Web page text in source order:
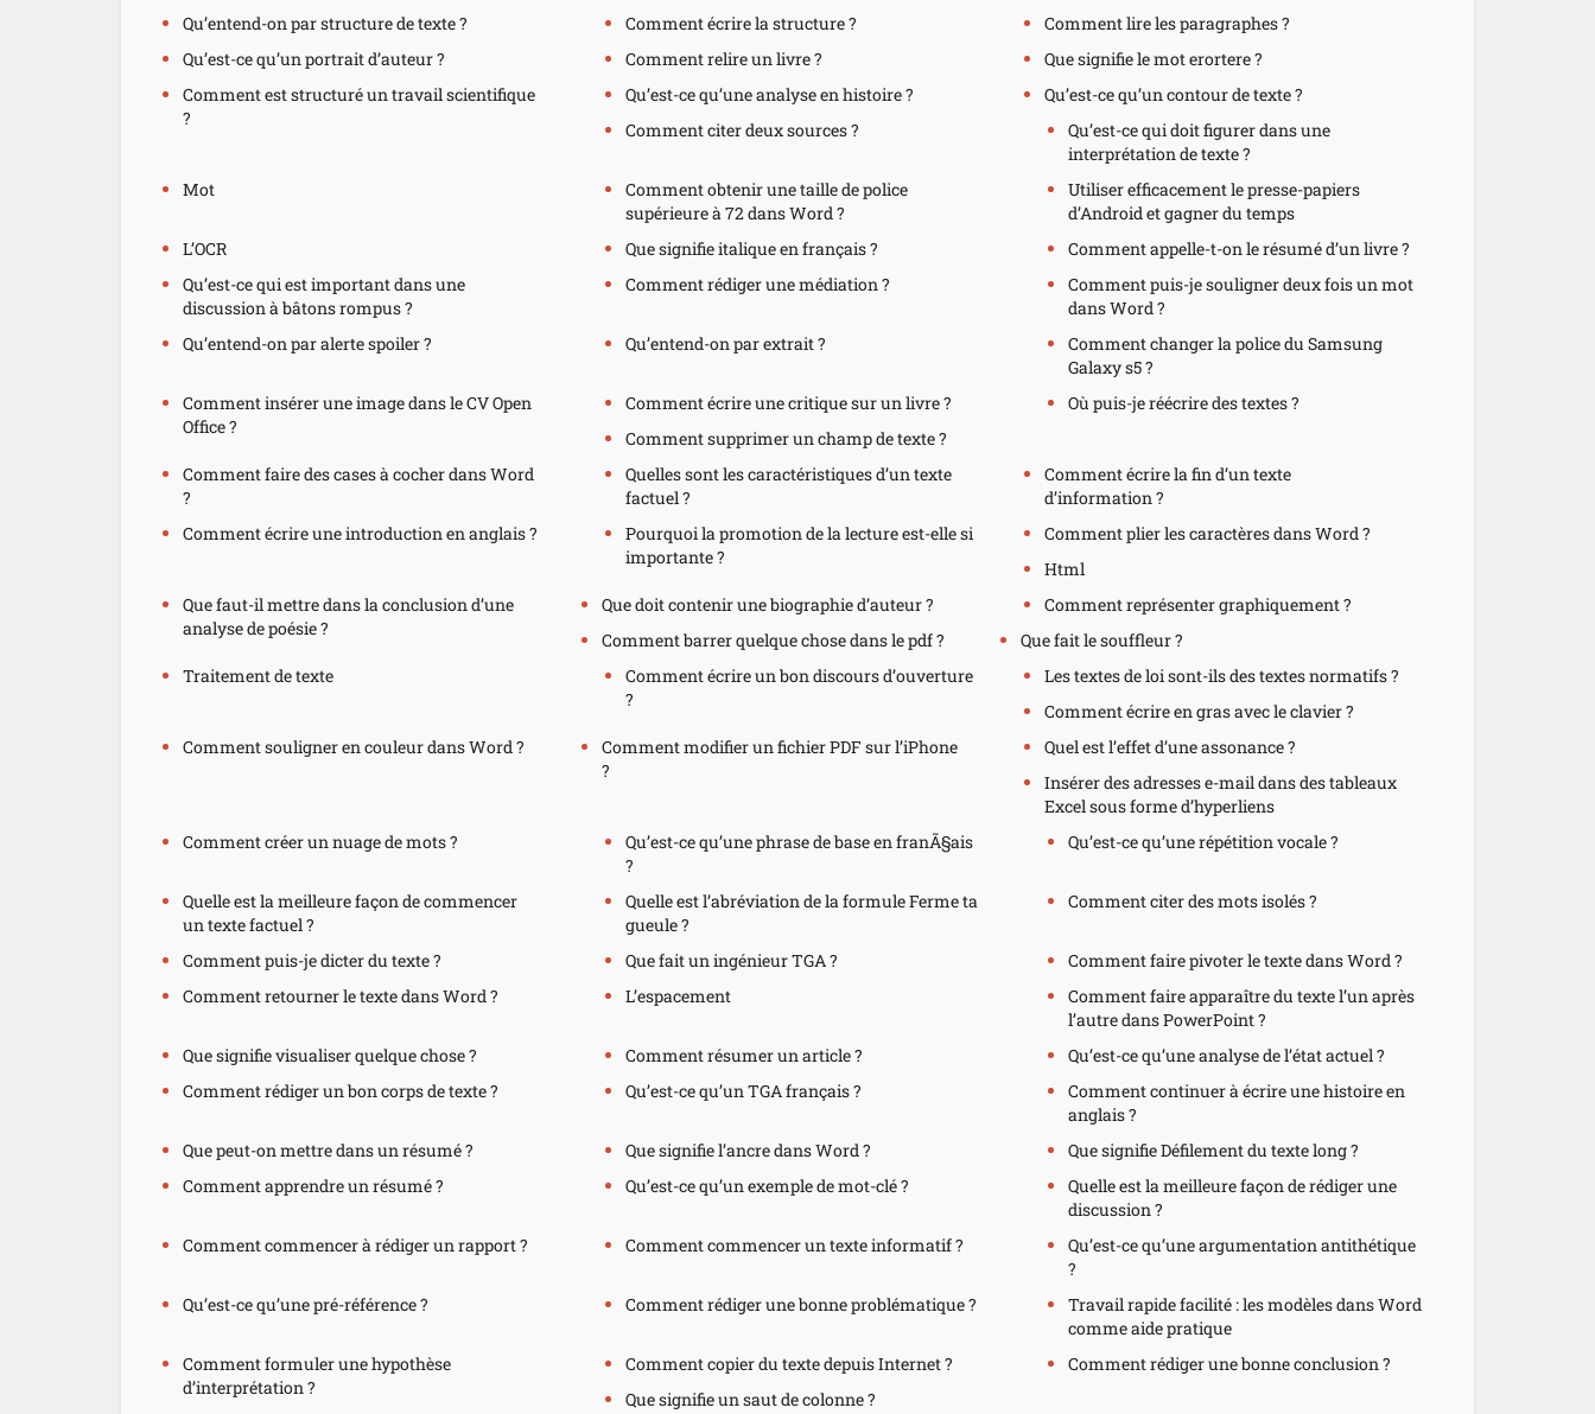
Qu’entend-on par structure de texte ?
Comment écrire la structure ?
Comment lire les paragraphes ?
Qu’est-ce qu’un portrait d’auteur ?
Comment relire un livre ?
Que signifie le mot erortere ?
Comment est structuré un travail scientifique
?
Qu’est-ce qu’une analyse en histoire ?
Qu’est-ce qu’un contour de texte ?
Comment citer deux sources ?
Qu’est-ce qui doit figurer dans une
interprétation de texte ?
Mot
Comment obtenir une taille de police
supérieure à 72 dans Word ?
Utiliser efficacement le presse-papiers
d’Android et gagner du temps
L’OCR
Que signifie italique en français ?
Comment appelle-t-on le résumé d’un livre ?
Qu’est-ce qui est important dans une
discussion à bâtons rompus ?
Comment rédiger une médiation ?
Comment puis-je souligner deux fois un mot
dans Word ?
Qu’entend-on par alerte spoiler ?
Qu’entend-on par extrait ?
Comment changer la police du Samsung
Galaxy s5 ?
Comment insérer une image dans le CV Open
Office ?
Comment écrire une critique sur un livre ?
Où puis-je réécrire des textes ?
Comment supprimer un champ de texte ?
Comment faire des cases à cocher dans Word
?
Quelles sont les caractéristiques d’un texte
factuel ?
Comment écrire la fin d’un texte
d’information ?
Comment écrire une introduction en anglais ?
Pourquoi la promotion de la lecture est-elle si
importante ?
Comment plier les caractères dans Word ?
Html
Que faut-il mettre dans la conclusion d’une
analyse de poésie ?
Que doit contenir une biographie d’auteur ?
Comment représenter graphiquement ?
Comment barrer quelque chose dans le pdf ?
Que fait le souffleur ?
Traitement de texte
Comment écrire un bon discours d’ouverture
?
Les textes de loi sont-ils des textes normatifs ?
Comment écrire en gras avec le clavier ?
Comment souligner en couleur dans Word ?
Comment modifier un fichier PDF sur l’iPhone
?
Quel est l’effet d’une assonance ?
Insérer des adresses e-mail dans des tableaux
Excel sous forme d’hyperliens
Comment créer un nuage de mots ?
Qu’est-ce qu’une phrase de base en franÃ§ais
?
Qu’est-ce qu’une répétition vocale ?
Quelle est la meilleure façon de commencer
un texte factuel ?
Quelle est l’abréviation de la formule Ferme ta
gueule ?
Comment citer des mots isolés ?
Comment puis-je dicter du texte ? Que fait un ingénieur TGA ?
Comment faire pivoter le texte dans Word ?
Comment retourner le texte dans Word ?
L’espacement
Comment faire apparaître du texte l’un après
l’autre dans PowerPoint ?
Que signifie visualiser quelque chose ?
Comment résumer un article ?
Qu’est-ce qu’une analyse de l’état actuel ?
Comment rédiger un bon corps de texte ?
Qu’est-ce qu’un TGA français ?
Comment continuer à écrire une histoire en
anglais ?
Que peut-on mettre dans un résumé ?
Que signifie l’ancre dans Word ?
Que signifie Défilement du texte long ?
Comment apprendre un résumé ?
Qu’est-ce qu’un exemple de mot-clé ?
Quelle est la meilleure façon de rédiger une
discussion ?
Comment commencer à rédiger un rapport ?
Comment commencer un texte informatif ?
Qu’est-ce qu’une argumentation antithétique
?
Qu’est-ce qu’une pré-référence ?
Comment rédiger une bonne problématique ?
Travail rapide facilité : les modèles dans Word
comme aide pratique
Comment formuler une hypothèse
d’interprétation ?
Comment copier du texte depuis Internet ?
Comment rédiger une bonne conclusion ?
Que signifie un saut de colonne ?